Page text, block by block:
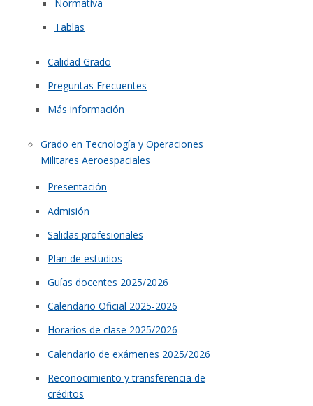
Normativa
Tablas
Calidad Grado
Preguntas Frecuentes
Más información
Grado en Tecnología y Operaciones
Militares Aeroespaciales
Presentación
Admisión
Salidas profesionales
Plan de estudios
Guías docentes 2025/2026
Calendario Oficial 2025-2026
Horarios de clase 2025/2026
Calendario de exámenes 2025/2026
Reconocimiento y transferencia de
créditos